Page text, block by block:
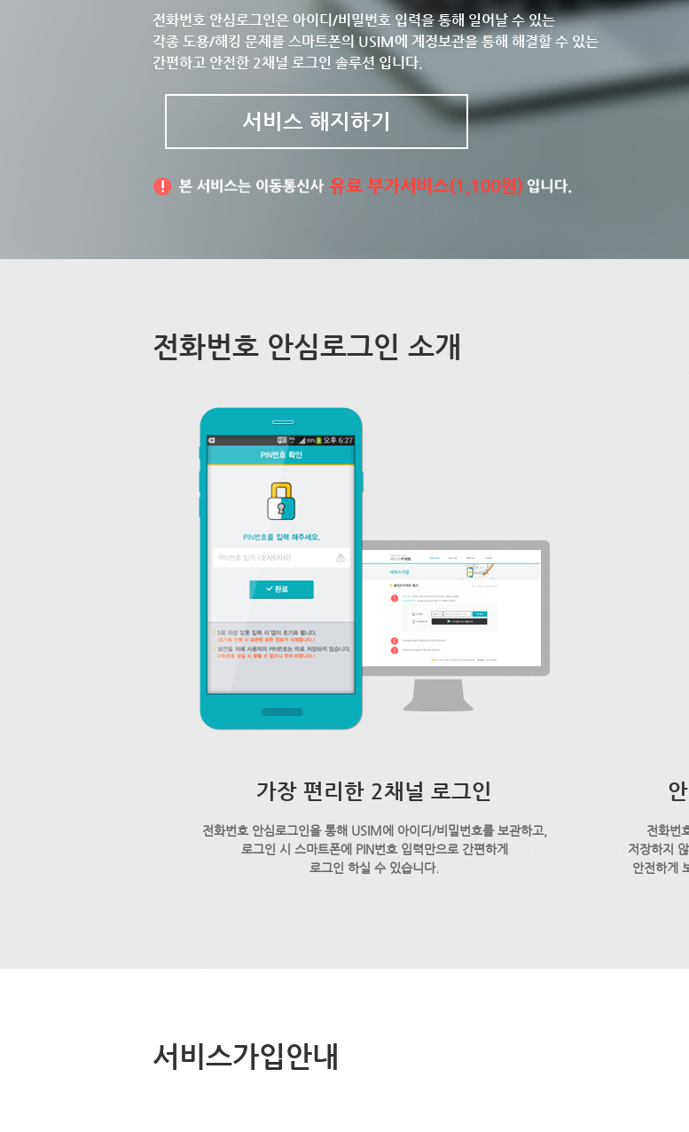
전화번호 안심로그인은 아이디/비밀번호 입력을 통해 일어날 수 있는
각종 도용/해킹 문제를 스마트폰의 USIM에 계정보관을 통해 해결할 수 있는
간편하고 안전한 2채널 로그인 솔루션 입니다.
서비스 해지하기
전화번호 안심로그인 소개
가장 편리한 2채널 로그인
전화번호 안심로그인을 통해 USIM에 아이디/비밀번호를 보관하고,
로그인 시 스마트폰에 PIN번호 입력만으로 간편하게
로그인 하실 수 있습니다.
전화번
저장하지
안전하게
서비스가입안내